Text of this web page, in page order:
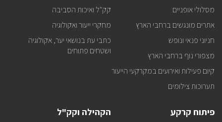
מסלולי אופניים
אתרים מונגשים ברחבי הארץ
חניוני פנאי ונופש
מצפורי נוף ברחבי הארץ
קיום פעילות ואירועים במקרקעי הייעור
תערוכות צילומים
קק"ל ואיכות הסביבה
מחקרי ייעור ואקולוגיה
כתבי עת בנושאי יער, אקולוגיה
ושטחים פתוחים
פיתוח קרקע הקהילה וקק"ל